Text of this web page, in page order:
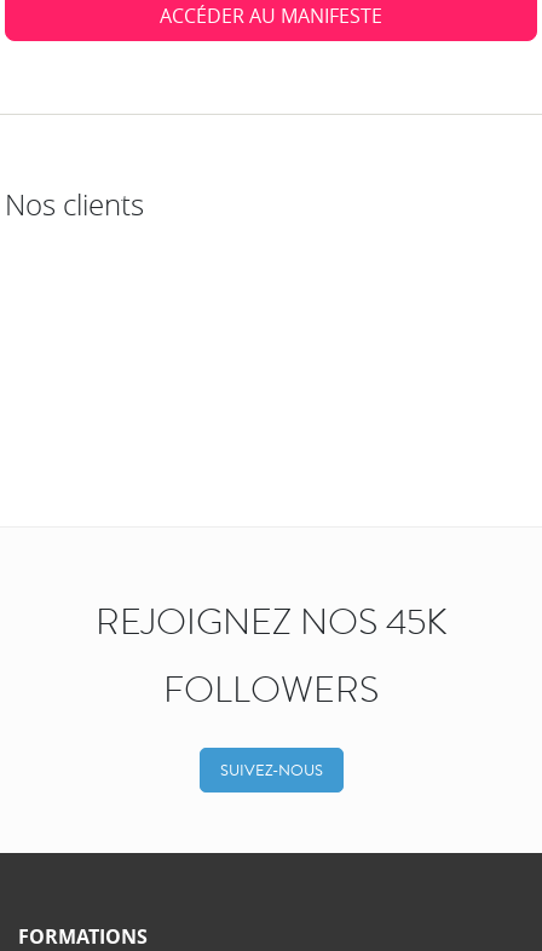
ACCÉDER AU MANIFESTE
Nos clients
REJOIGNEZ NOS 45K
FOLLOWERS
SUIVEZ-NOUS
FORMATIONS